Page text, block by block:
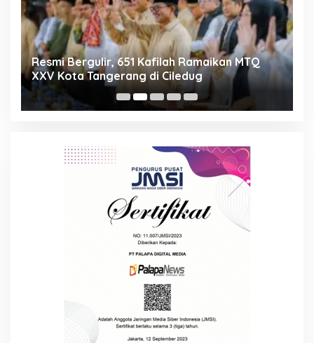
Resmi Bergulir, 651 Kafilah Ramaikan MTQ
XXV Kota Tangerang di Ciledug